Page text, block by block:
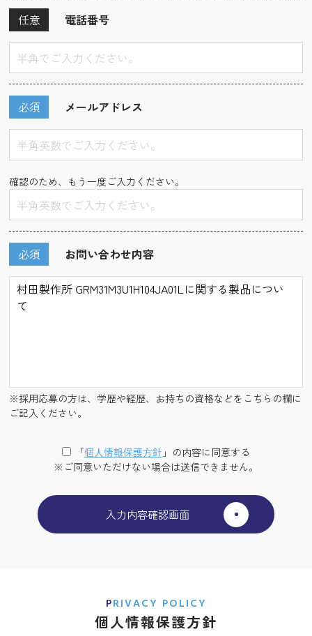
電話番号
任意
メールアドレス
必須
確認のため、もう一度ご入力ください。
お問い合わせ内容
必須
※採用応募の方は、学歴や経歴、お持ちの資格などをこちらの欄に
ご記入ください。
「個⼈情報保護⽅針 」の内容に同意する
※ご同意いただけない場合は送信できません。
PRIVACY POLICY
個人情報保護方針